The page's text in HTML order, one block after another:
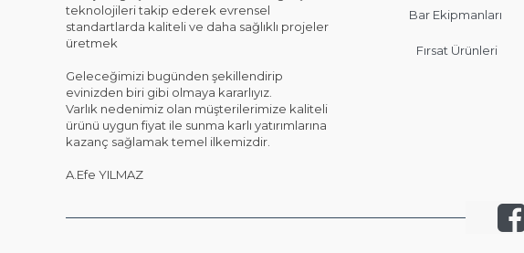
teknolojileri takip ederek evrensel
standartlarda kaliteli ve daha sağlıklı projeler
üretmek
Geleceğimizi bugünden şekillendirip
evinizden biri gibi olmaya kararlıyız.
Varlık nedenimiz olan müşterilerimize kaliteli
ürünü uygun fiyat ile sunma karlı yatırımlarına
kazanç sağlamak temel ilkemizdir.
A.Efe YILMAZ
Bar Ekipmanları
Fırsat Ürünleri